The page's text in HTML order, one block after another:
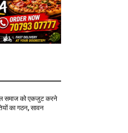
समाज को एकजुट करने
का गठन, सावन